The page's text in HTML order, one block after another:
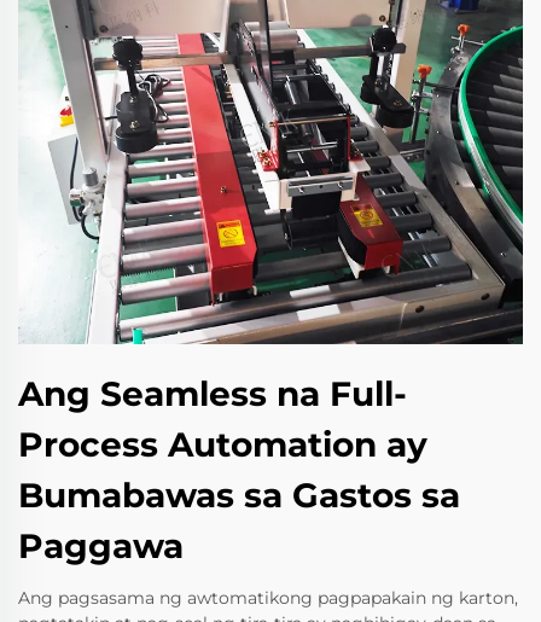
Ang Seamless na Full-
Process Automation ay
Bumabawas sa Gastos sa
Paggawa
Ang pagsasama ng awtomatikong pagpapakain ng karton,